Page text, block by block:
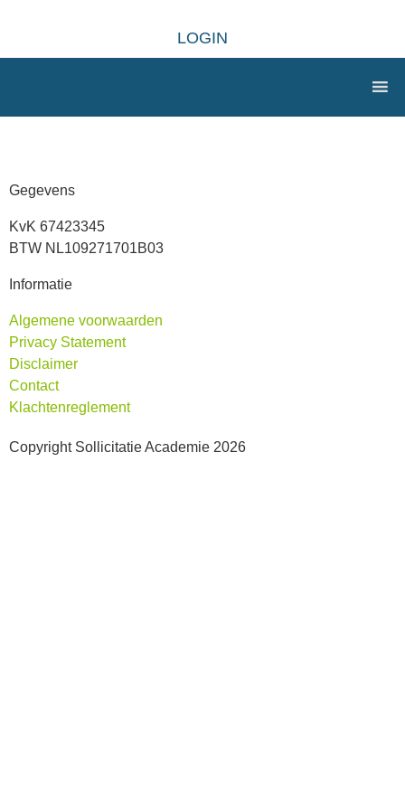
LOGIN
Gegevens
KvK 67423345
BTW NL109271701B03
Informatie
Algemene voorwaarden
Privacy Statement
Disclaimer
Contact
Klachtenreglement
Copyright Sollicitatie Academie 2026